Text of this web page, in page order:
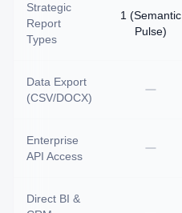
Strategic
Report
Types
1 (Semantic
Pulse)
Data Export
(CSV/DOCX)
Enterprise
API Access
Direct BI &